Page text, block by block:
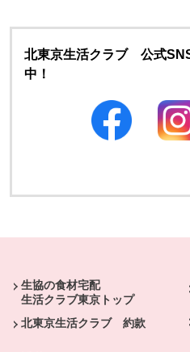
北東京生活クラブ 公式
中！
生協の食材宅配
生活クラブ東京トップ
北東京生活クラブ 約款